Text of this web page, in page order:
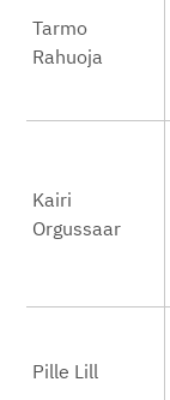
Tarmo
Rahuoja
Kairi
Orgussaar
Pille Lill